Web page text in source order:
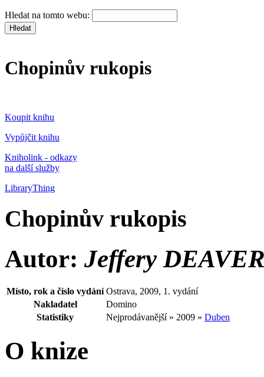
Hledat na tomto webu:
Chopinův rukopis
Koupit knihu
Vypůjčit knihu
Kniholink - odkazy
na další služby
LibraryThing
Chopinův rukopis
Autor: Jeffery
Místo, rok a číslo vydání Ostrava, 2009, 1. vydání
Nakladatel
Domino
Statistiky
Nejprodávanější » 2009 » Duben
O knize